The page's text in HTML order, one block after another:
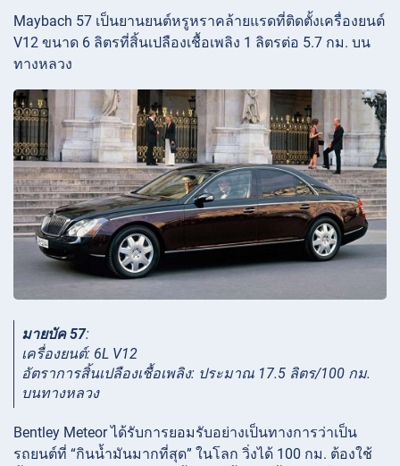
Maybach 57 เป็นยานยนต์หรูหราคล้ายแรดที่ติดตั้งเครื่องยนต์
V12 ขนาด 6 ลิตรที่สิ้นเปลืองเชื้อเพลิง 1 ลิตรต่อ 5.7 กม. บน
ทางหลวง
มายบัค 57:
เครื่องยนต์: 6L V12
อัตราการสิ้นเปลืองเชื้อเพลิง: ประมาณ 17.5 ลิตร/100 กม.
บนทางหลวง
Bentley Meteor ได้รับการยอมรับอย่างเป็นทางการว่าเป็น
รถยนต์ที่ “กินน้ำมันมากที่สุด” ในโลก วิ่งได้ 100 กม. ต้องใช้